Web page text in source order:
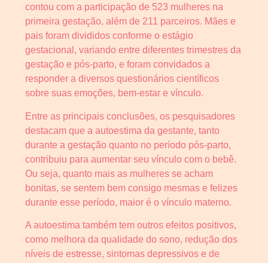
contou com a participação de 523 mulheres na
primeira gestação, além de 211 parceiros. Mães e
pais foram divididos conforme o estágio
gestacional, variando entre diferentes trimestres da
gestação e pós-parto, e foram convidados a
responder a diversos questionários científicos
sobre suas emoções, bem-estar e vínculo.
Entre as principais conclusões, os pesquisadores
destacam que a autoestima da gestante, tanto
durante a gestação quanto no período pós-parto,
contribuiu para aumentar seu vínculo com o bebê.
Ou seja, quanto mais as mulheres se acham
bonitas, se sentem bem consigo mesmas e felizes
durante esse período, maior é o vínculo materno.
A autoestima também tem outros efeitos positivos,
como melhora da qualidade do sono, redução dos
níveis de estresse, sintomas depressivos e de